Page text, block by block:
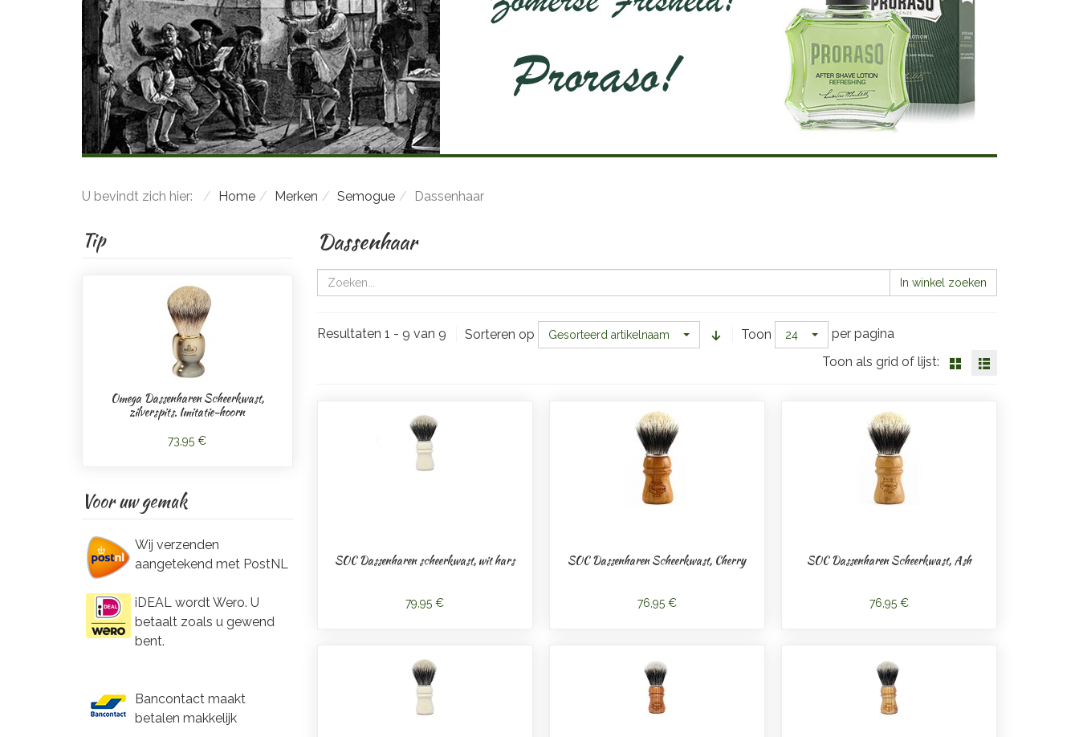
U bevindt zich hier: Home Merken Semogue Dassenhaar
Dassenhaar
In winkel zoeken
Resultaten 1 - 9 van 9 Sorteren op Gesorteerd artikelnaam Toon 24
per pagina
Toon als grid of lijst:
SOC Dassenharen scheerkwast, wit hars
79,95 €
SOC Dassenharen Scheerkwast, Cherry
76,95 €
SOC Dassenharen Scheerkwast, Ash
76,95 €
Tip
Omega Dassenharen Scheerkwast,
zilverspits. Imitatie-hoorn
73,95 €
Voor uw gemak
Wij verzenden
aangetekend met PostNL
iDEAL wordt Wero. U
betaalt zoals u gewend
bent.
Bancontact maakt
betalen makkelijk